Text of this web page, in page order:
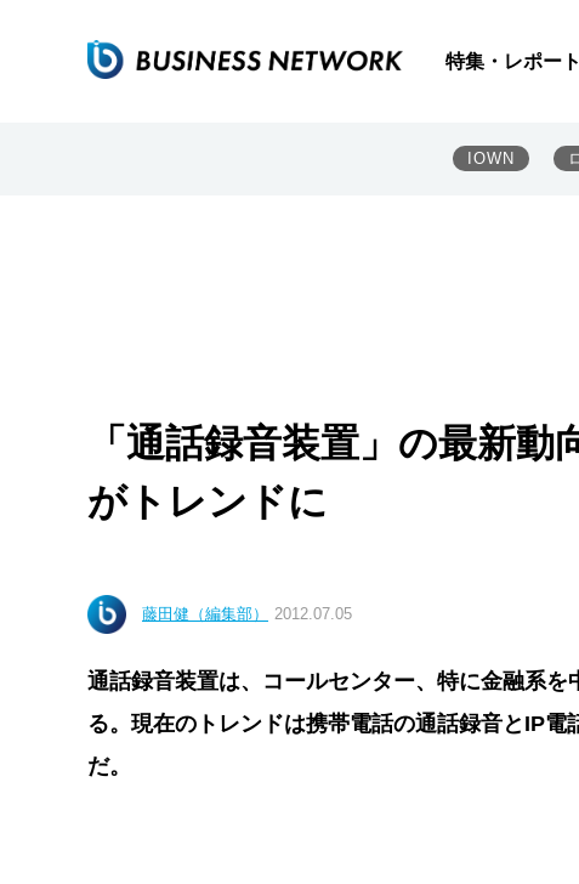
特集・レポート
IOWN
「通話録音装置」の最新
がトレンドに
藤田健（編集部） 2012.07.05
通話録音装置は、コールセンター、特に金融系
る。現在のトレンドは携帯電話の通話録音とIP
だ。